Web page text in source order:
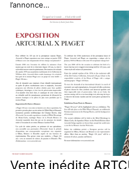
l’annonce…
Vente inédite